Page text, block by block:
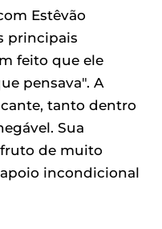
Estêvão
principais
feito que ele
pensava". A
tanto dentro
Sua
de muito
incondicional